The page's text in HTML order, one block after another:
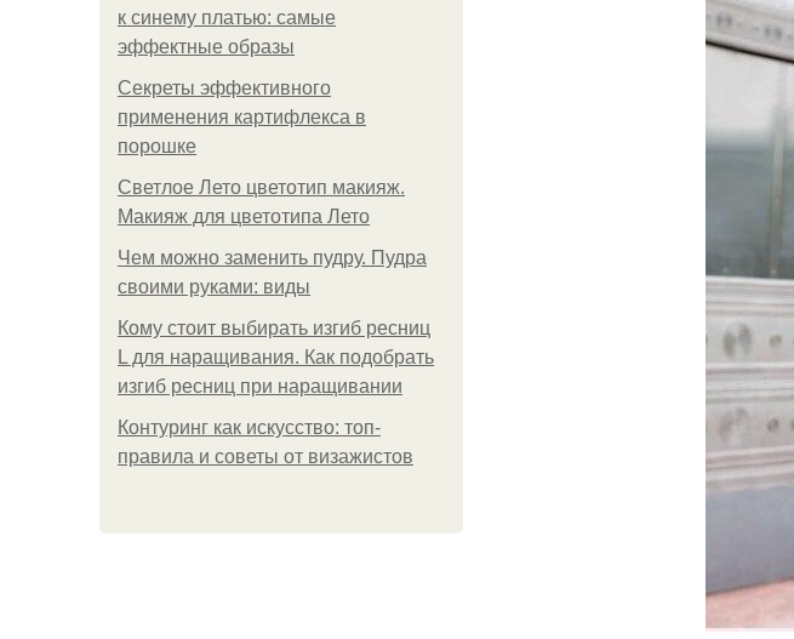
к синему платью: самые
эффектные образы
Секреты эффективного
применения картифлекса в
порошке
Светлое Лето цветотип макияж.
Макияж для цветотипа Лето
Чем можно заменить пудру. Пудра
своими руками: виды
Кому стоит выбирать изгиб ресниц
L для наращивания. Как подобрать
изгиб ресниц при наращивании
Контуринг как искусство: топ-
правила и советы от визажистов